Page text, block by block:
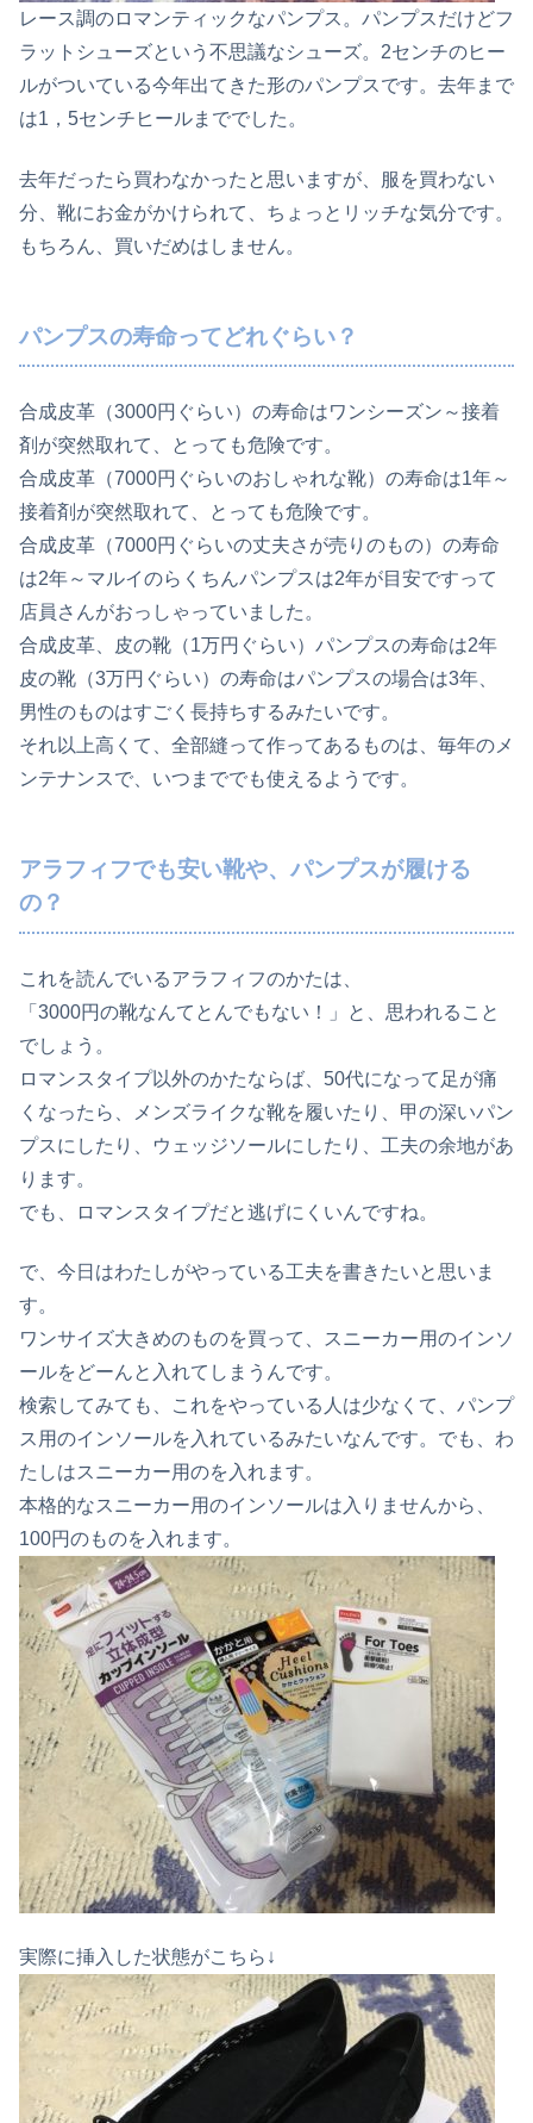
レース調のロマンティックなパンプス。パンプスだけどフ
ラットシューズという不思議なシューズ。2センチのヒー
ルがついている今年出てきた形のパンプスです。去年まで
は1，5センチヒールまででした。
去年だったら買わなかったと思いますが、服を買わない
分、靴にお金がかけられて、ちょっとリッチな気分です。
もちろん、買いだめはしません。
パンプスの寿命ってどれぐらい？
合成皮革（3000円ぐらい）の寿命はワンシーズン～接着
剤が突然取れて、とっても危険です。
合成皮革（7000円ぐらいのおしゃれな靴）の寿命は1年～
接着剤が突然取れて、とっても危険です。
合成皮革（7000円ぐらいの丈夫さが売りのもの）の寿命
は2年～マルイのらくちんパンプスは2年が目安ですって
店員さんがおっしゃっていました。
合成皮革、皮の靴（1万円ぐらい）パンプスの寿命は2年
皮の靴（3万円ぐらい）の寿命はパンプスの場合は3年、
男性のものはすごく長持ちするみたいです。
それ以上高くて、全部縫って作ってあるものは、毎年のメ
ンテナンスで、いつまででも使えるようです。
アラフィフでも安い靴や、パンプスが履ける
の？
これを読んでいるアラフィフのかたは、
「3000円の靴なんてとんでもない！」と、思われること
でしょう。
ロマンスタイプ以外のかたならば、50代になって足が痛
くなったら、メンズライクな靴を履いたり、甲の深いパン
プスにしたり、ウェッジソールにしたり、工夫の余地があ
ります。
でも、ロマンスタイプだと逃げにくいんですね。
で、今日はわたしがやっている工夫を書きたいと思いま
す。
ワンサイズ大きめのものを買って、スニーカー用のインソ
ールをどーんと入れてしまうんです。
検索してみても、これをやっている人は少なくて、パンプ
ス用のインソールを入れているみたいなんです。でも、わ
たしはスニーカー用のを入れます。
本格的なスニーカー用のインソールは入りませんから、
100円のものを入れます。
実際に挿入した状態がこちら↓